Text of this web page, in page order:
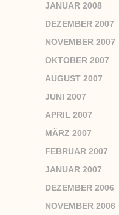
JANUAR 2008
DEZEMBER 2007
NOVEMBER 2007
OKTOBER 2007
AUGUST 2007
JUNI 2007
APRIL 2007
MÄRZ 2007
FEBRUAR 2007
JANUAR 2007
DEZEMBER 2006
NOVEMBER 2006